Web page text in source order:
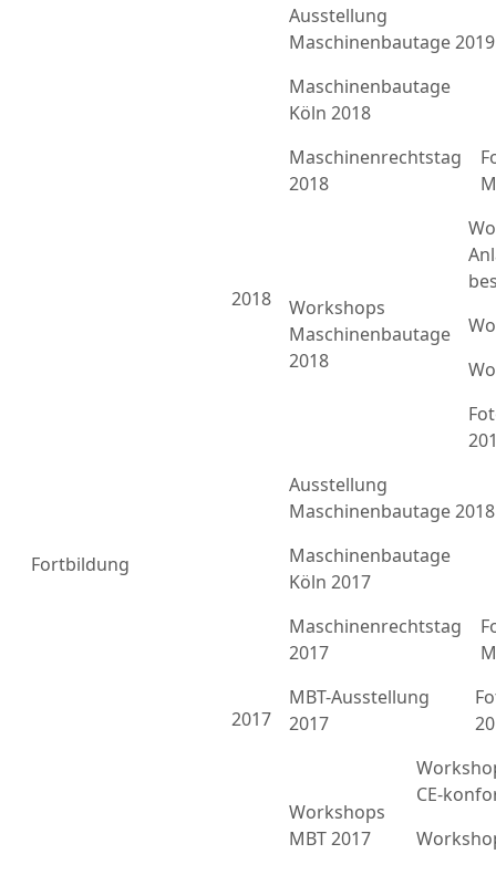
Fortbildung
Ausstellung
Maschinenbautage 2019
2018
Maschinenbautage
Köln 2018
Maschinenrechtstag
2018
Workshops
Maschinenbautage
2018
Ausstellung
Maschinenbautage 2018
2017
Maschinenbautage
Köln 2017
Maschinenrechtstag
2017
MBT-Ausstellung
2017
Workshops
MBT 2017
CE-